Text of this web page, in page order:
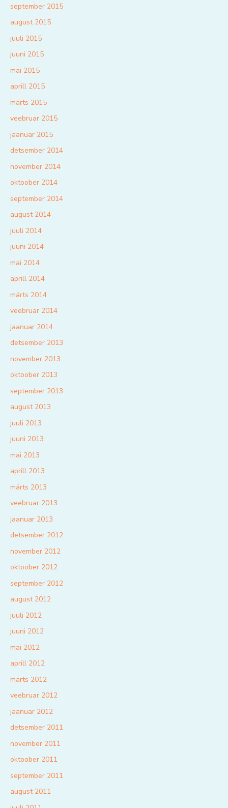
september 2015
august 2015
juuli 2015
juuni 2015
mai 2015
aprill 2015
märts 2015
veebruar 2015
jaanuar 2015
detsember 2014
november 2014
oktoober 2014
september 2014
august 2014
juuli 2014
juuni 2014
mai 2014
aprill 2014
märts 2014
veebruar 2014
jaanuar 2014
detsember 2013
november 2013
oktoober 2013
september 2013
august 2013
juuli 2013
juuni 2013
mai 2013
aprill 2013
märts 2013
veebruar 2013
jaanuar 2013
detsember 2012
november 2012
oktoober 2012
september 2012
august 2012
juuli 2012
juuni 2012
mai 2012
aprill 2012
märts 2012
veebruar 2012
jaanuar 2012
detsember 2011
november 2011
oktoober 2011
september 2011
august 2011